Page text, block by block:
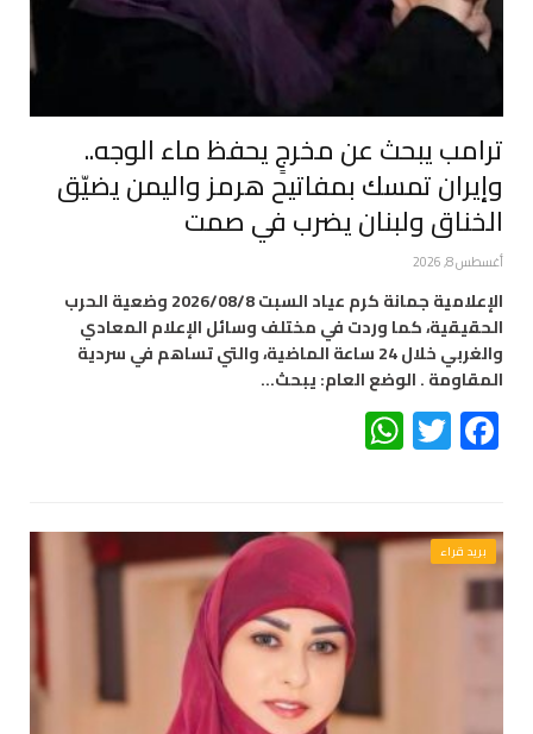
ترامب يبحث عن مخرجٍ يحفظ ماء الوجه..
وإيران تمسك بمفاتيح هرمز واليمن يضيّق
الخناق ولبنان يضرب في صمت
أغسطس 8, 2026
الإعلامية جمانة كرم عياد السبت 2026/08/8 وضعية الحرب
الحقيقية، كما وردت في مختلف وسائل الإعلام المعادي
والغربي خلال 24 ساعة الماضية، والتي تساهم في سردية
المقاومة . الوضع العام: يبحث…
Facebook
Twitter
بريد قراء